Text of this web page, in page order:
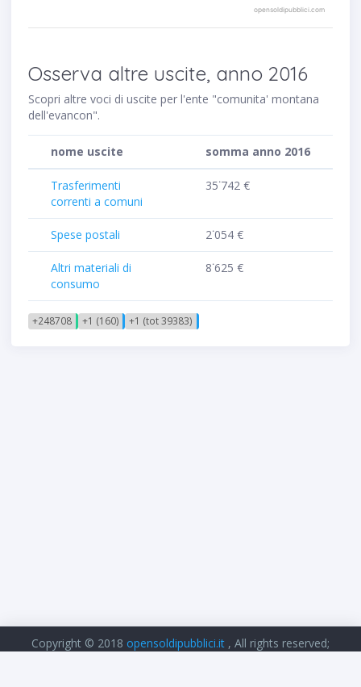
opensoldipubblici.com
Osserva altre uscite, anno 2016
Scopri altre voci di uscite per l'ente "comunita' montana
dell'evancon".
nome uscite somma anno 2016
Trasferimenti
correnti a comuni
35˙742 €
Spese postali 2˙054 €
Altri materiali di
consumo
8˙625 €
+248708 +1 (160) +1 (tot 39383)
Copyright © 2018 opensoldipubblici.it , All rights reserved;